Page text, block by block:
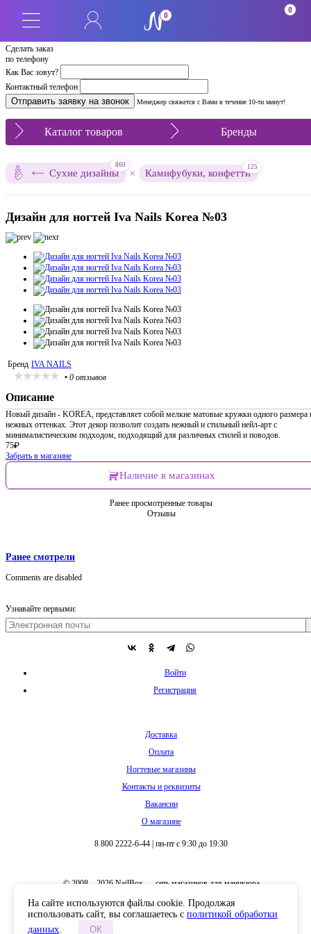
Сделать заказ
по телефону
Как Вас зовут?
Контактный телефон
Менеджер свяжется с Вами в течение 10-ти минут!
0
0
Каталог товаров Бренды
Сухие дизайны
860
× Камифубуки, конфетти
125
Дизайн для ногтей Iva Nails Korea №03
Бренд IVA NAILS
• 0 отзывов
Описание
Новый дизайн - KOREA, представляет собой мелкие матовые кружки одного размера
нежных оттенках. Этот декор позволит создать нежный и стильный нейл-арт с
минималистическим подходом, подходящий для различных стилей и поводов.
75₽
Забрать в магазине
Наличие в магазинах
Ранее просмотренные товары
Отзывы
Ранее смотрели
Comments are disabled
Узнавайте первыми:
Войти
Регистрация
Доставка
Оплата
Ногтевые магазины
Контакты и реквизиты
Вакансии
О магазине
8 800 2222-6-44 пн-пт с 9:30 до 19:30
© 2008 – 2026 NailBox — сеть магазинов для маникюра
На сайте используются файлы cookie. Продолжая
использовать сайт, вы соглашаетесь с политикой обработки
данных. ОК